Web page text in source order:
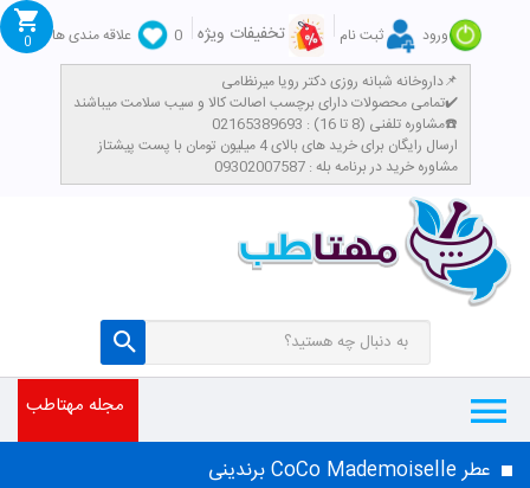
ورود ثبت نام تخفیفات ویژه 0
علاقه مندی ها
داروخانه شبانه روزی دکتر رویا میرنظامی📌
تمامی محصولات دارای برچسب اصالت کالا و سیب سلامت میباشند✔️
مشاوره تلفنی (8 تا 16) : 02165389693☎️
​ارسال رایگان برای خرید های بالای 4 میلیون تومان با پست پیشتاز
مشاوره خرید در برنامه بله : 09302007587
0
مجله مهتاطب
عطر CoCo Mademoiselle برندینی